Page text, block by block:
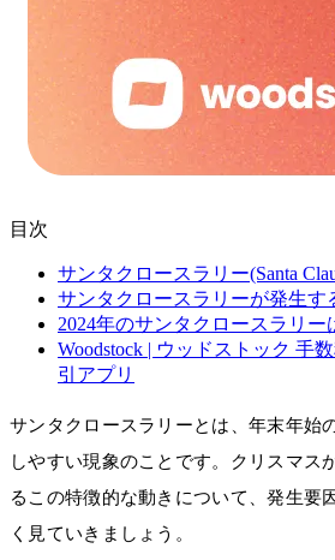
目次
サンタクロースラリー(Santa
サンタクロースラリーが発生す
2024年のサンタクロースラリー
Woodstock | ウッドストック 手
引アプリ
サンタクロースラリーとは、年末年始
しやすい現象のことです。クリスマス
るこの特徴的な動きについて、発生要
く見ていきましょう。